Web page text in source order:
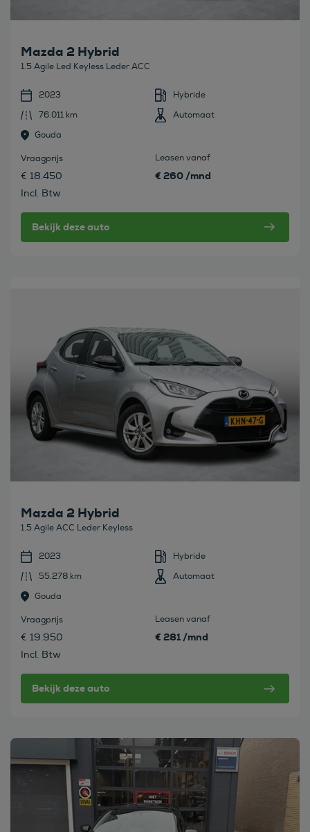
Mazda 2 Hybrid
1.5 Agile Led Keyless Leder ACC
2023
Hybride
76.011 km
Automaat
Gouda
Vraagprijs
€ 18.450
Incl. Btw
Leasen vanaf
€ 260 /mnd
Bekijk deze auto
Mazda 2 Hybrid
1.5 Agile ACC Leder Keyless
2023
Hybride
55.278 km
Automaat
Gouda
Vraagprijs
€ 19.950
Incl. Btw
Leasen vanaf
€ 281 /mnd
Bekijk deze auto
Bekijk deze auto